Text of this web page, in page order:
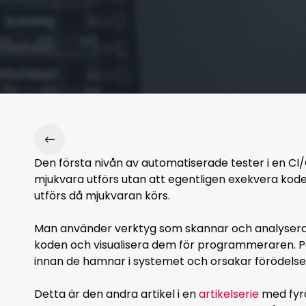
Den första nivån av automatiserade tester i en
mjukvara utförs utan att egentligen exekvera
utförs då mjukvaran körs.
Man använder verktyg som skannar och
koden och visualisera dem för programmeraren.
innan de hamnar i systemet och orsakar
Detta är den andra artikel i enartikelserie med